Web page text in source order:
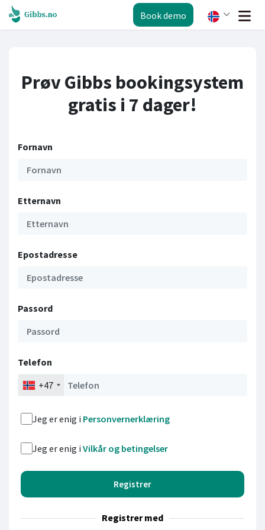
Book demo
Prøv Gibbs bookingsystem
gratis i 7 dager!
Fornavn
Etternavn
Epostadresse
Passord
Telefon
+47
Jeg er enig i Personvernerklæring
Jeg er enig i Vilkår og betingelser
Registrer med